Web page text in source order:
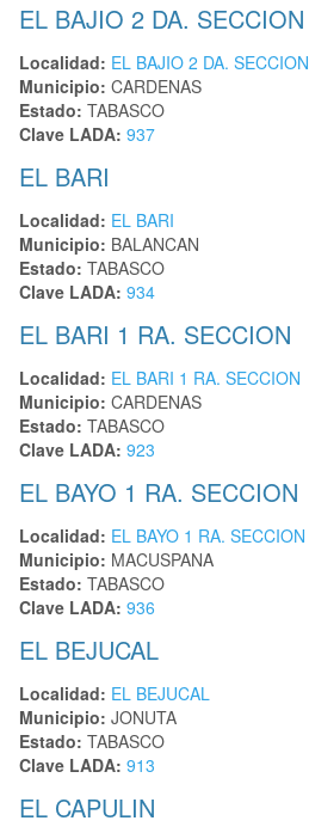
EL BAJIO 2 DA. SECCION
Localidad: EL BAJIO 2 DA. SECCION
Municipio: CARDENAS
Estado: TABASCO
Clave LADA: 937
EL BARI
Localidad: EL BARI
Municipio: BALANCAN
Estado: TABASCO
Clave LADA: 934
EL BARI 1 RA. SECCION
Localidad: EL BARI 1 RA. SECCION
Municipio: CARDENAS
Estado: TABASCO
Clave LADA: 923
EL BAYO 1 RA. SECCION
Localidad: EL BAYO 1 RA. SECCION
Municipio: MACUSPANA
Estado: TABASCO
Clave LADA: 936
EL BEJUCAL
Localidad: EL BEJUCAL
Municipio: JONUTA
Estado: TABASCO
Clave LADA: 913
EL CAPULIN